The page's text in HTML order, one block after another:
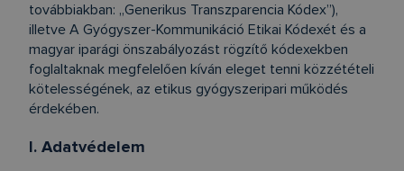
továbbiakban: „Generikus Transzparencia Kódex”),
illetve A Gyógyszer-Kommunikáció Etikai Kódexét és a
magyar iparági önszabályozást rögzítő kódexekben
foglaltaknak megfelelően kíván eleget tenni közzétételi
kötelességének, az etikus gyógyszeripari működés
érdekében.
I. Adatvédelem